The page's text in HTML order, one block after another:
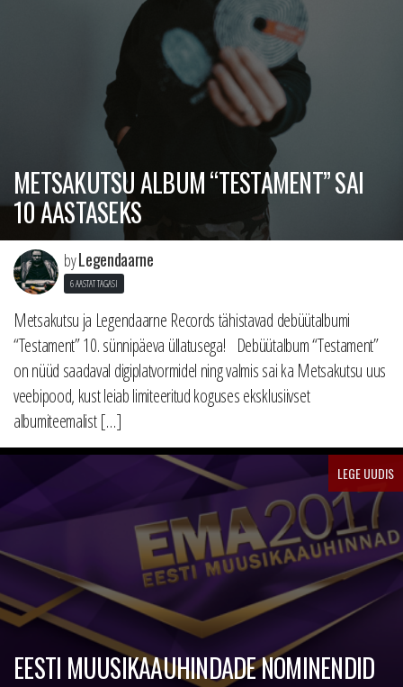
METSAKUTSU ALBUM “TESTAMENT” SAI
10 AASTASEKS
byLegendaarne
6 AASTAT TAGASI
Metsakutsu ja Legendaarne Records tähistavad debüütalbumi
“Testament” 10. sünnipäeva üllatusega! Debüütalbum “Testament”
on nüüd saadaval digiplatvormidel ning valmis sai ka Metsakutsu uus
veebipood, kust leiab limiteeritud koguses eksklusiivset
albumiteemalist […]
LEGE UUDIS
EESTI MUUSIKAAUHINDADE NOMINENDID